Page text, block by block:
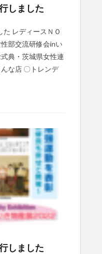
しました
レディースＮＯ
部交流研修会inい
典・茨城県女性連
な店 〇トレンデ
しました